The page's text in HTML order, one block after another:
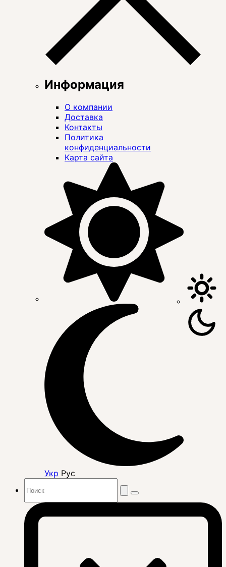
Информация
О компании
Доставка
Контакты
Политика
конфиденциальности
Карта сайта
Укр Рус